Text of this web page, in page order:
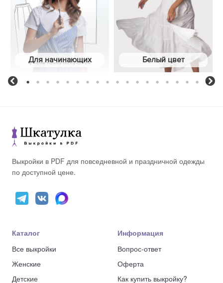
Previous
Для начинающих Белый цвет
1 2 3 4 5 6 7 8 9 10 11 12 13 14 15 16 17 18 19
Выкройки в PDF для повседневной и праздничной одежды
по доступной цене.
Каталог
Все выкройки
Женские
Детские
Информация
Вопрос-ответ
Оферта
Как купить выкройку?